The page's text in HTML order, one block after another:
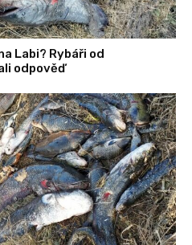
Labi? Rybáři od
odpověď